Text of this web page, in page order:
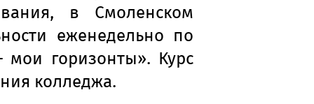
в Смоленском
еженедельно по
мои горизонты». Курс
колледжа.